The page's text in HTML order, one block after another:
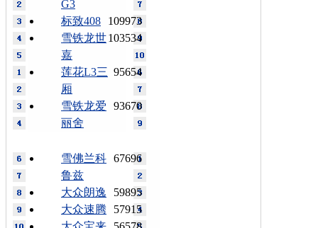
G3
109973
标致408
103534
雪铁龙世
嘉
95654
莲花L3三
厢
93670
雪铁龙爱
丽舍
67696
雪佛兰科
鲁兹
59895
大众朗逸
57915
大众速腾